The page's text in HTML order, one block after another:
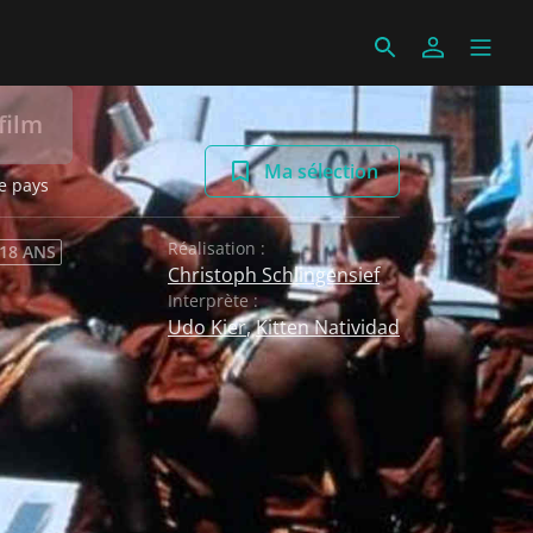
pays
Ma sélection
ANS Réalisation :
Christoph Schlingensief
Interprète :
Udo Kier,Kitten Natividad